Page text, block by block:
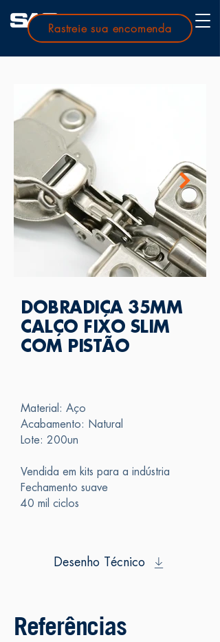
Rastreie sua encomenda
DOBRADIÇA 35MM
CALÇO FIXO SLIM
COM PISTÃO
Material: Aço
Acabamento: Natural
Lote: 200un
Vendida em kits para a indústria
Fechamento suave
40 mil ciclos
Desenho Técnico
Referências